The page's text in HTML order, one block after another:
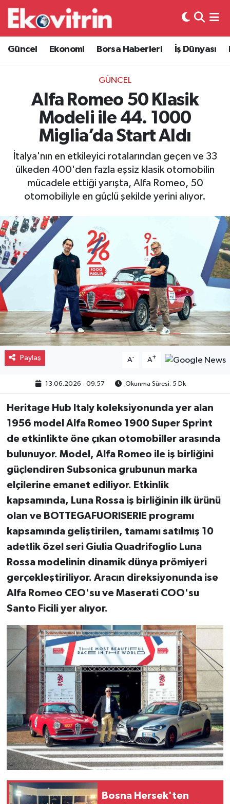
Güncel Ekonomi Borsa Haberleri İş Dünyası
GÜNCEL
Alfa Romeo 50 Klasik
Modeli ile 44. 1000
Miglia’da Start Aldı
İtalya'nın en etkileyici rotalarından geçen ve 33
ülkeden 400'den fazla eşsiz klasik otomobilin
mücadele ettiği yarışta, Alfa Romeo, 50
otomobiliyle en güçlü şekilde yerini alıyor.
Paylaş A- A+
13.06.2026 - 09:57 Okunma Süresi: 5 Dk
Heritage Hub Italy koleksiyonunda yer alan
1956 model Alfa Romeo 1900 Super Sprint
de etkinlikte öne çıkan otomobillerarasında
bulunuyor. Model , Alfa Romeo ile iş birliğini
güçlendiren Subsonica grubunun marka
elçilerine emanet edil iyor. Etkinlik
kapsamında, Luna Rossa iş birliğinin ilk ürünü
olan ve BOTTEGAFUORISERIE programı
kapsamında geliştirilen, tamamı satılmış 10
adetlik özel seri Giulia Quadrifoglio Luna
Rossa modelinin dinamik dünya prömiyeri
gerçekleştiriliyor. Aracın direksiyonunda ise
Alfa Romeo CEO'su ve Maserati COO'su
Santo Ficili yer alıyor.
Bosna Hersek'ten
Güncel
Ekonomi
Borsa Haberleri
İş Dünyası
Lojistik
Otovitrin
Asayiş
Magazin
Gayrimenkul
Eğitim
Hava Durumu
Trafik Durumu
Süper Lig Puan Durumu ve Fikstür
Tüm Manşetler
Son Dakika Haberleri
Haber Arşivi